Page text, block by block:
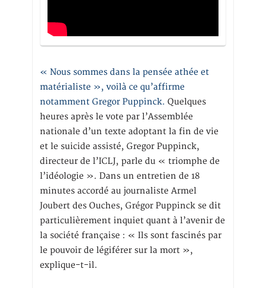
« Nous sommes dans la pensée athée et
matérialiste », voilà ce qu’affirme
notamment Gregor Puppinck. Quelques
heures après le vote par l’Assemblée
nationale d’un texte adoptant la fin de vie
et le suicide assisté, Gregor Puppinck,
directeur de l’ICLJ, parle du « triomphe de
l’idéologie ». Dans un entretien de 18
minutes accordé au journaliste Armel
Joubert des Ouches, Grégor Puppinck se dit
particulièrement inquiet quant à l’avenir de
la société française : « Ils sont fascinés par
le pouvoir de légiférer sur la mort »,
explique-t-il.